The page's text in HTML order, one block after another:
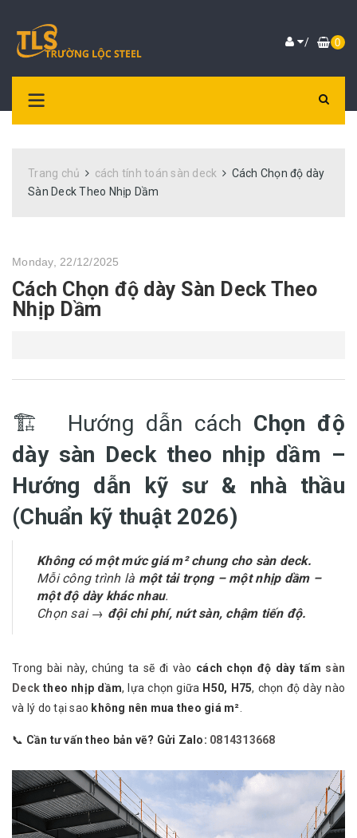
/ 0
Trang chủ cách tính toán sàn deck
Cách Chọn độ dày
Sàn Deck Theo Nhịp Dầm
Monday, 22/12/2025
Cách Chọn độ dày Sàn Deck Theo
Nhịp Dầm
🏗️ Hướng dẫn cách Chọn độ
dày sàn Deck theo nhịp dầm –
Hướng dẫn kỹ sư & nhà thầu
(Chuẩn kỹ thuật 2026)
Không có một mức giá m² chung cho sàn deck.
Mỗi công trình là một tải trọng – một nhịp dầm –
một độ dày khác nhau.
Chọn sai → đội chi phí, nứt sàn, chậm tiến độ.
Trong bài này, chúng ta sẽ đi vào cách chọn độ dày tấm sàn
Deck theo nhịp dầm, lựa chọn giữa H50, H75, chọn độ dày nào
và lý do tại sao không nên mua theo giá m²
📞 Cần tư vấn theo bản vẽ? Gửi Zalo: 0814313668